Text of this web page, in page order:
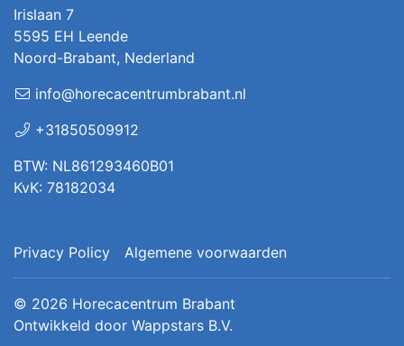
Irislaan 7
5595 EH Leende
Noord-Brabant, Nederland
info@horecacentrumbrabant.nl
+31850509912
BTW: NL861293460B01
KvK: 78182034
Privacy Policy Algemene voorwaarden
© 2026 Horecacentrum Brabant
Ontwikkeld door Wappstars B.V.